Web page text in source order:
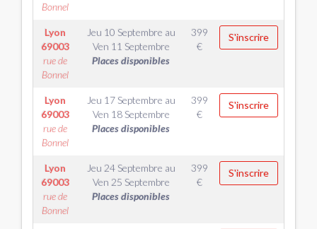
Bonnel
Lyon
69003
rue de
Bonnel
Jeu 10 Septembre au
Ven 11 Septembre
Places disponibles
399
€
S'inscrire
Lyon
69003
rue de
Bonnel
Jeu 17 Septembre au
Ven 18 Septembre
Places disponibles
399
€
S'inscrire
Lyon
69003
rue de
Bonnel
Jeu 24 Septembre au
Ven 25 Septembre
Places disponibles
399
€
S'inscrire